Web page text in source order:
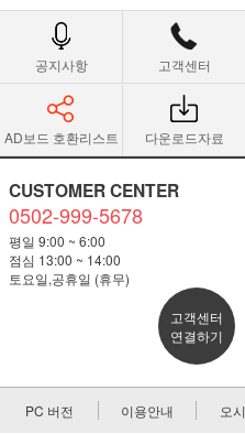
공지사항 고객센터
AD보드 호환리스트 다운로드자료
CUSTOMER CENTER
0502-999-5678
평일 9:00 ~ 6:00
점심 13:00 ~ 14:00
토요일,공휴일 (휴무)
고객센터
연결하기
PC 버전 이용안내 오